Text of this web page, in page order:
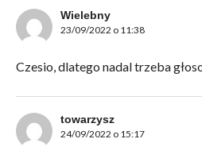
Wielebny
23/09/2022 o 11:38
Czesio, dlatego nadal trzeba
towarzysz
24/09/2022 o 15:17